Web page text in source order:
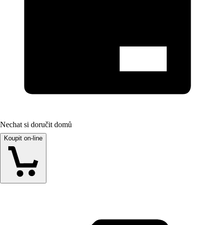
Nechat si doručit domů
Koupit on-line